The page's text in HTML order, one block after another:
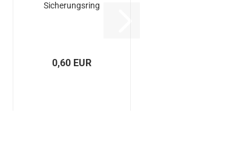
Si­che­rungs­ring
0,60 EUR